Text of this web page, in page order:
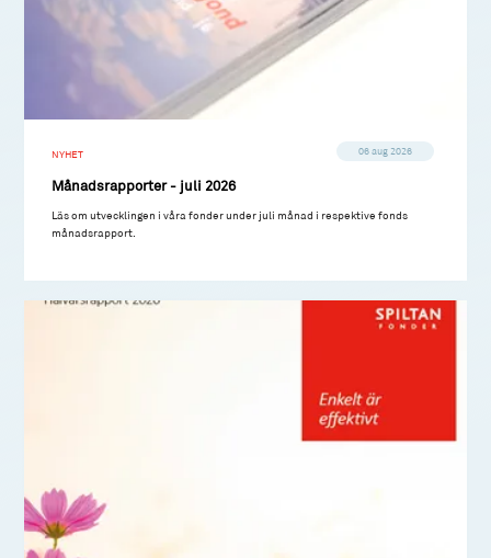
NYHET 06 aug 2026
Månadsrapporter - juli 2026
Läs om utvecklingen i våra fonder under juli månad i respektive fonds
månadsrapport.